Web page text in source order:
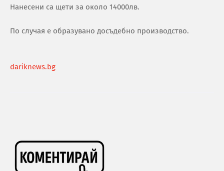
Нанесени са щети за около 14000лв.
По случая е образувано досъдебно производство.
dariknews.bg